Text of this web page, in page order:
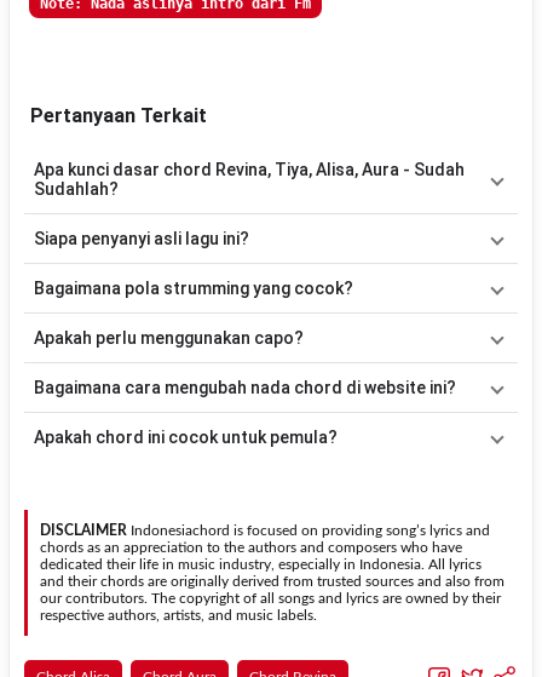
Note: Nada aslinya intro dari Fm
Pertanyaan Terkait
Apa kunci dasar chord Revina, Tiya, Alisa, Aura - Sudah
Sudahlah?
Bm. Versi chord ini telah disederhanakan sehingga lebih mudah
memainkan lagu ini.
Siapa penyanyi asli lagu ini?
Revina, Tiya, Alisa, Aura. Pada halaman ini tersedia versi chord
Bagaimana pola strumming yang cocok?
acuan, kamu dapat menggunakan pola
laguSudah Sudahlah.
Apakah perlu menggunakan capo?
kunci dasarEm. Jika ingin mengikuti nada asli penyanyi, kamu
sesuai kebutuhan.
Bagaimana cara mengubah nada chord di website ini?
Transpose (bawah)untuk menurunkan nada. Seluruh chord akan
Apakah chord ini cocok untuk pemula?
dipelajari oleh pemula tanpa menghilangkan struktur dasar lagu.
DISCLAIMER Indonesiachord is focused on providing song’s lyrics and
chords as an appreciation to the authors and composers who have
dedicated their life in music industry, especially in Indonesia. All lyrics
and their chords are originally derived from trusted sources and also from
our contributors. The copyright of all songs and lyrics are owned by their
respective authors, artists, and music labels.